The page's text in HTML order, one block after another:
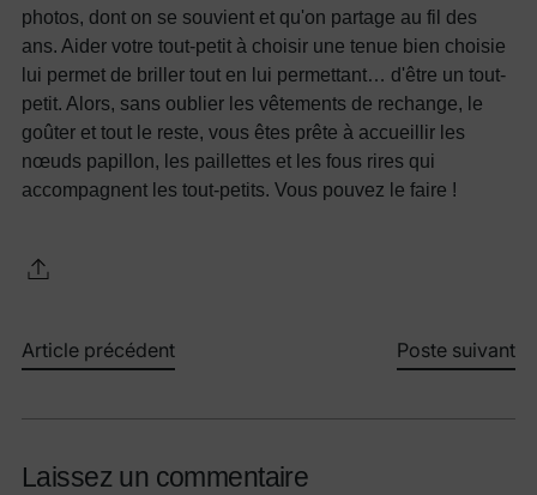
photos, dont on se souvient et qu'on partage au fil des
ans. Aider votre tout-petit à choisir une tenue bien choisie
lui permet de briller tout en lui permettant… d'être un tout-
petit. Alors, sans oublier les vêtements de rechange, le
goûter et tout le reste, vous êtes prête à accueillir les
nœuds papillon, les paillettes et les fous rires qui
accompagnent les tout-petits. Vous pouvez le faire !
Article précédent Poste suivant
Laissez un commentaire